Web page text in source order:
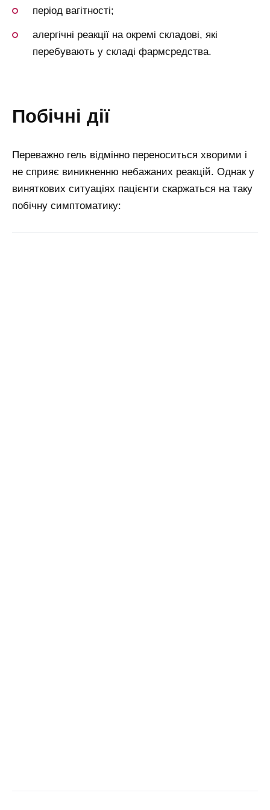
період вагітності;
алергічні реакції на окремі складові, які
перебувають у складі фармсредства.
побічні дії
Переважно гель відмінно переноситься хворими і
не сприяє виникненню небажаних реакцій. Однак у
виняткових ситуаціях пацієнти скаржаться на таку
побічну симптоматику: